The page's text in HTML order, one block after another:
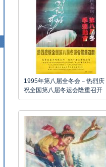
1995年第八届全冬会－热烈庆
祝全国第八届冬运会隆重召开